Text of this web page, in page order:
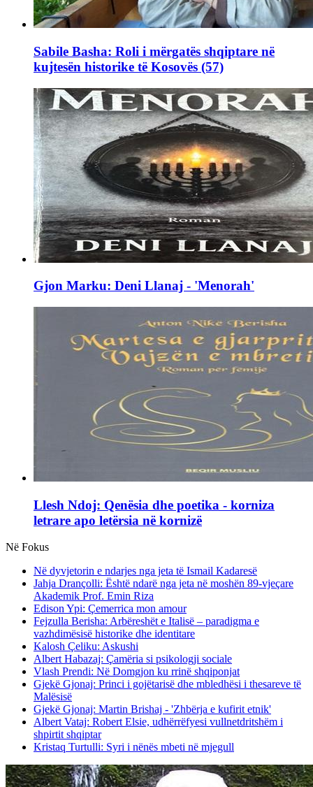
Sabile Basha: Roli i mërgatës shqiptare në
kujtesën historike të Kosovës (57)
Gjon Marku: Deni Llanaj - 'Menorah'
Llesh Ndoj: Qenësia dhe poetika - korniza
letrare apo letërsia në kornizë
Në Fokus
Në dyvjetorin e ndarjes nga jeta të Ismail Kadaresë
Jahja Drançolli: Është ndarë nga jeta në moshën 89-vjeçare
Akademik Prof. Emin Riza
Edison Ypi: Çemerrica mon amour
Fejzulla Berisha: Arbëreshët e Italisë – paradigma e
vazhdimësisë historike dhe identitare
Kalosh Çeliku: Askushi
Albert Habazaj: Çamëria si psikologji sociale
Vlash Prendi: Në Domgjon ku rrinë shqiponjat
Gjekë Gjonaj: Princi i gojëtarisë dhe mbledhësi i thesareve të
Malësisë
Gjekë Gjonaj: Martin Brishaj - 'Zhbërja e kufirit etnik'
Albert Vataj: Robert Elsie, udhërrëfyesi vullnetdritshëm i
shpirtit shqiptar
Kristaq Turtulli: Syri i nënës mbeti në mjegull